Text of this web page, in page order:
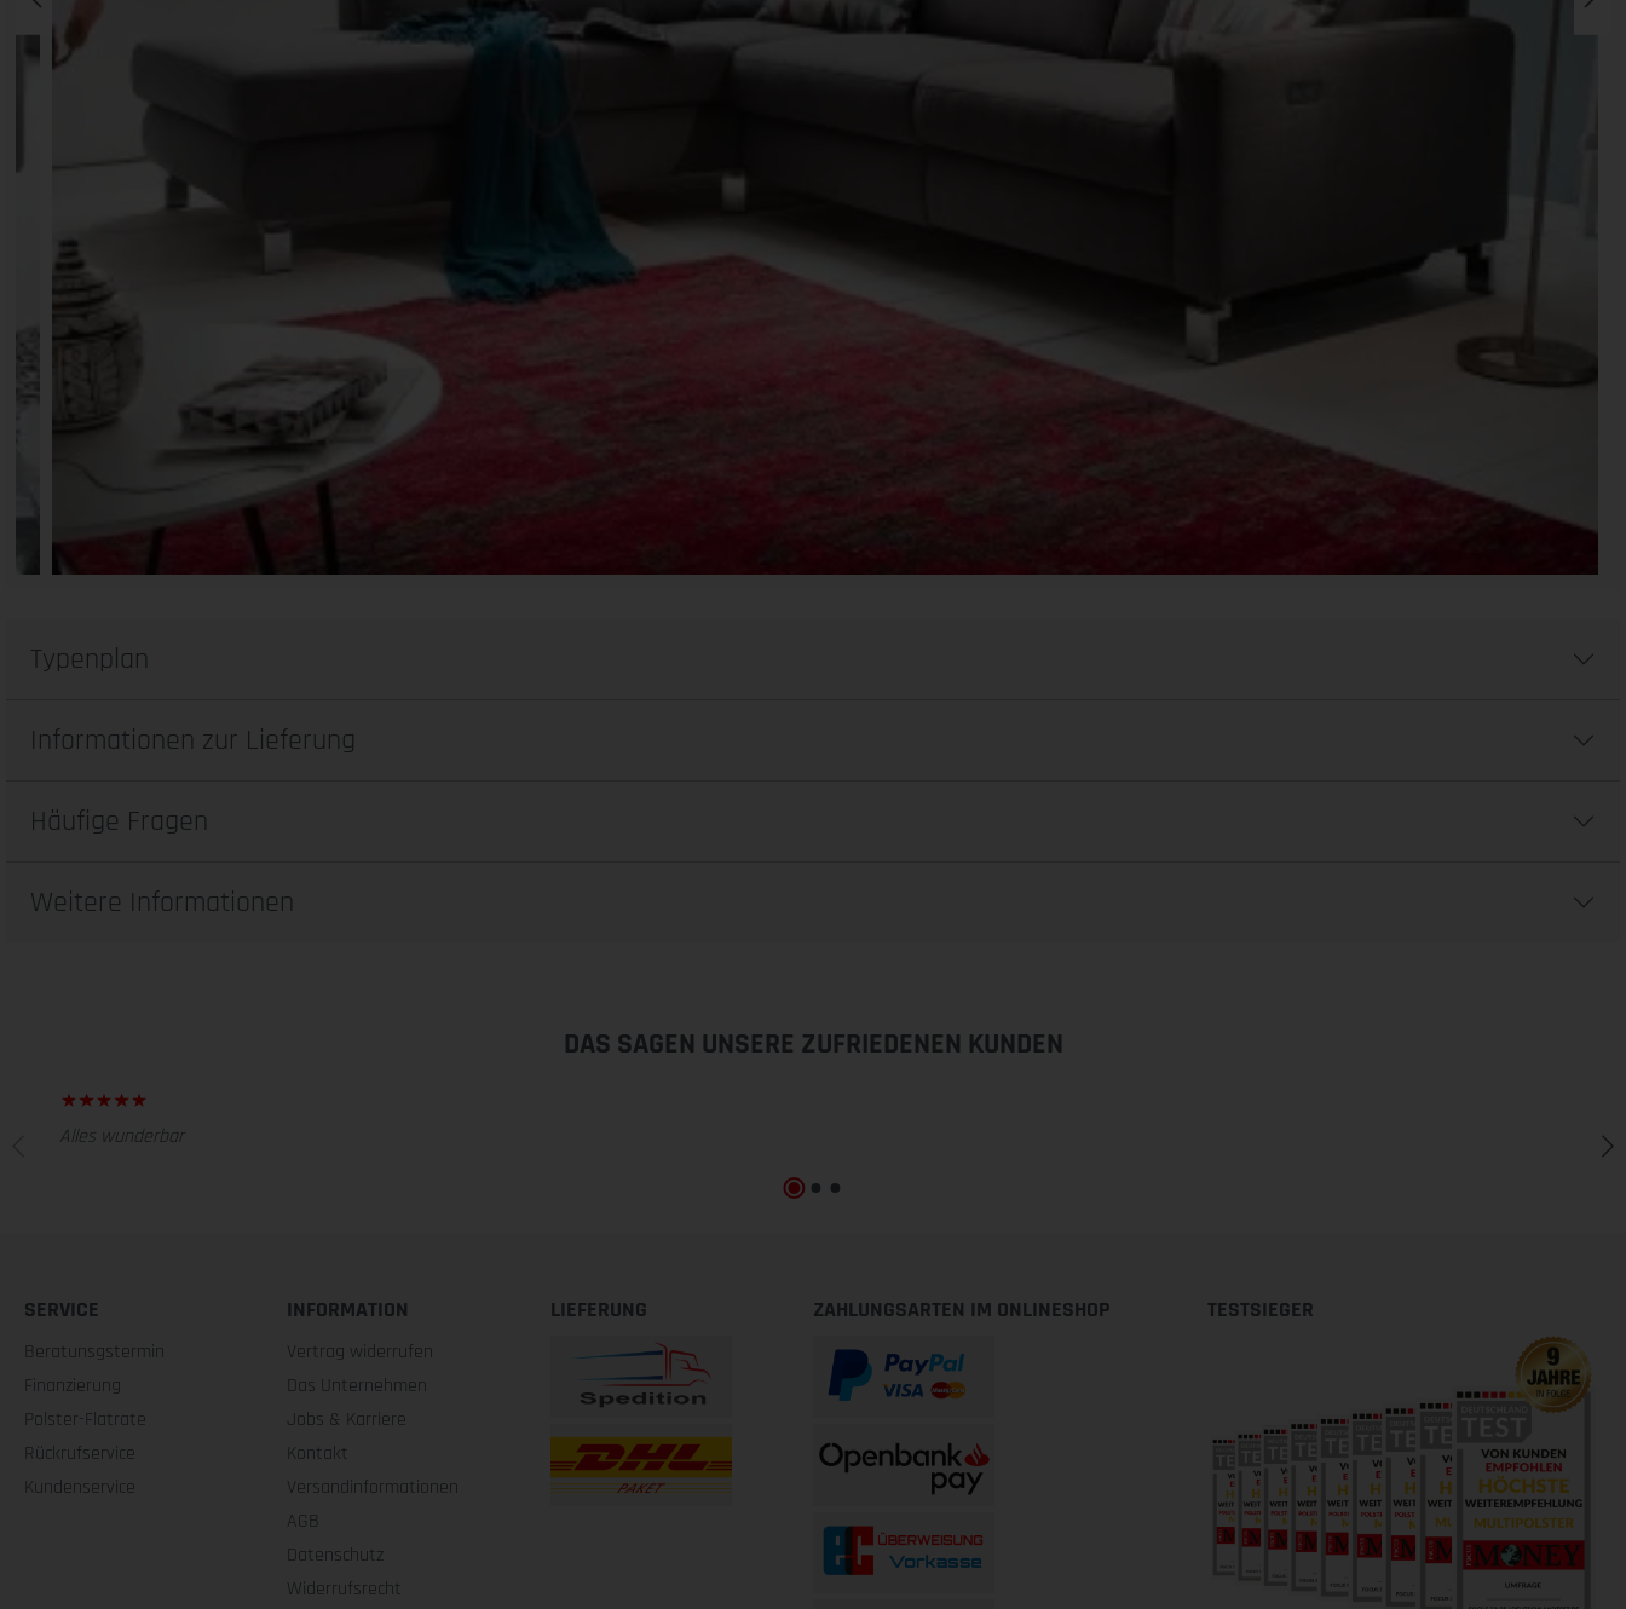
Typenplan
Informationen zur Lieferung
Häufige Fragen
Weitere Informationen
DAS SAGEN UNSERE ZUFRIEDENEN KUNDEN
Alles wunderbar
SERVICE
Beratunsgstermin
Finanzierung
Polster-Flatrate
Rückrufservice
Kundenservice
INFORMATION
Vertrag widerrufen
Das Unternehmen
Jobs & Karriere
Kontakt
Versandinformationen
AGB
Datenschutz
Widerrufsrecht
LIEFERUNG ZAHLUNGSARTEN IM ONLINESHOP TESTSIEGER